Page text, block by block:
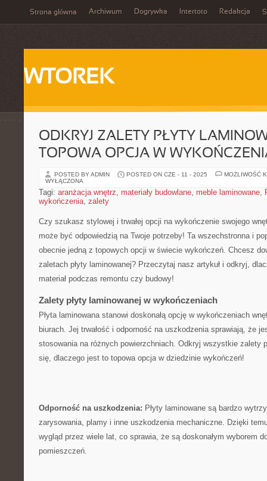
Strona główna Archiwum Dogrywka Intertoto Redakcja
WTOREK
ODKRYJ ZALETY PŁYTY
TOPOWA OPCJA W
POSTED BY ADMIN POSTED ON CZE - 11 - 2025
MOŻLIWOŚĆ
WYŁĄCZONA
Tagi: aranżacja wnętrz, materiały budowlane, meble laminowane,
wykończenia, zalety
Czy szukasz stylowej i trwałej opcji na wykończenie​ swojego
może być odpowiedzią na Twoje potrzeby! ⁤Ta wszechstronna⁣ i
obecnie jedną z topowych opcji w świecie⁤ wykończeń. Chcesz
zaletach płyty laminowanej? ⁣Przeczytaj⁤ nasz artykuł ‍i odkryj,
materiał podczas ‌remontu czy budowy!
Zalety ‌płyty‍ laminowanej w wykończeniach
Płyta laminowana stanowi doskonałą opcję​ w wykończeniach
biurach. Jej trwałość i odporność ‍na uszkodzenia⁤ sprawiają,⁣ że
stosowania ⁤na różnych ‍powierzchniach. Odkryj wszystkie zalety
się, dlaczego jest ​to topowa opcja ​w ​dziedzinie wykończeń!
Odporność ⁢na uszkodzenia: Płyty laminowane są ⁣bardzo
zarysowania, plamy i inne uszkodzenia mechaniczne. Dzięki
wygląd przez wiele lat, co sprawia,⁢ że są doskonałym wyborem
pomieszczeń.